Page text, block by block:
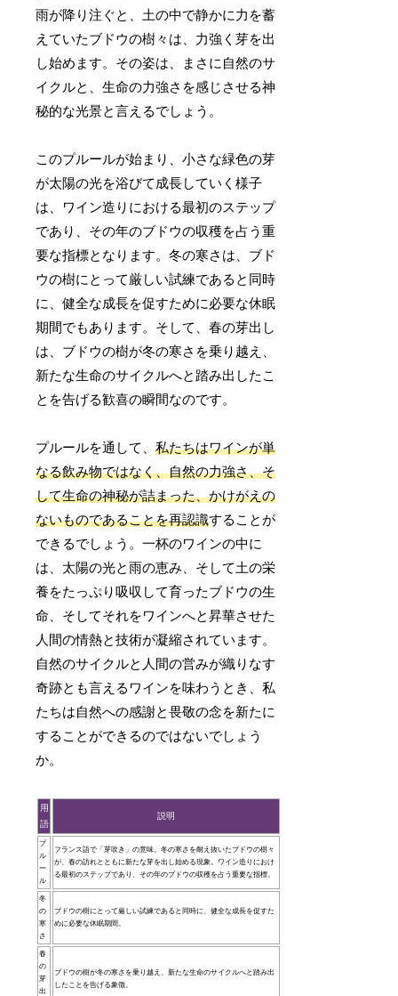
雨が降り注ぐと、土の中で静かに力を蓄
えていたブドウの樹々は、力強く芽を出
し始めます。その姿は、まさに自然のサ
イクルと、生命の力強さを感じさせる神
秘的な光景と言えるでしょう。
このプルールが始まり、小さな緑色の芽
が太陽の光を浴びて成長していく様子
は、ワイン造りにおける最初のステップ
であり、その年のブドウの収穫を占う重
要な指標となります。冬の寒さは、ブド
ウの樹にとって厳しい試練であると同時
に、健全な成長を促すために必要な休眠
期間でもあります。そして、春の芽出し
は、ブドウの樹が冬の寒さを乗り越え、
新たな生命のサイクルへと踏み出したこ
とを告げる歓喜の瞬間なのです。
プルールを通して、私たちはワインが単
なる飲み物ではなく、自然の力強さ、そ
して生命の神秘が詰まった、かけがえの
ないものであることを再認識することが
できるでしょう。一杯のワインの中に
は、太陽の光と雨の恵み、そして土の栄
養をたっぷり吸収して育ったブドウの生
命、そしてそれをワインへと昇華させた
人間の情熱と技術が凝縮されています。
自然のサイクルと人間の営みが織りなす
奇跡とも言えるワインを味わうとき、私
たちは自然への感謝と畏敬の念を新たに
することができるのではないでしょう
か。
用
語
説明
プ
ル
ー
ル
フランス語で「芽吹き」の意味。冬の寒さを耐え抜いたブドウの樹々
が、春の訪れとともに新たな芽を出し始める現象。ワイン造りにおけ
る最初のステップであり、その年のブドウの収穫を占う重要な指標。
冬
の
寒
さ
ブドウの樹にとって厳しい試練であると同時に、健全な成長を促すた
めに必要な休眠期間。
春
の
芽
出
ブドウの樹が冬の寒さを乗り越え、新たな生命のサイクルへと踏み出
したことを告げる象徴。